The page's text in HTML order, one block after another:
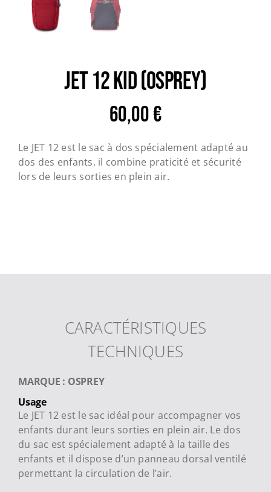
JET 12 KID (OSPREY)
60,00€
Le JET 12 est le sac à dos spécialement adapté au
dos des enfants. il combine praticité et sécurité
lors de leurs sorties en plein air.
CARACTÉRISTIQUES
TECHNIQUES
MARQUE : OSPREY
Usage
Le JET 12 est le sac idéal pour accompagner vos
enfants durant leurs sorties en plein air. Le dos
du sac est spécialement adapté à la taille des
enfants et il dispose d’un panneau dorsal ventilé
permettant la circulation de l’air.